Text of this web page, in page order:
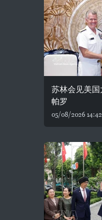
苏林会见美
帕罗
05/08/2026 14:42